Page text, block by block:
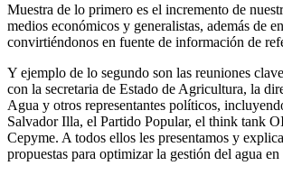
Muestra de lo primero es el incremento de
medios económicos y generalistas, además de
convirtiéndonos en fuente de información de
Y ejemplo de lo segundo son las reuniones
con la secretaria de Estado de Agricultura, la
Agua y otros representantes políticos,
Salvador Illa, el Partido Popular, el think tank
Cepyme. A todos ellos les presentamos y
propuestas para optimizar la gestión del agua en